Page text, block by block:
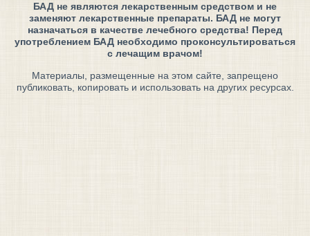
БАД не являются лекарственным средством и не
заменяют лекарственные препараты. БАД не могут
назначаться в качестве лечебного средства! Перед
употреблением БАД необходимо проконсультироваться
с лечащим врачом!
Материалы, размещенные на этом сайте, запрещено
публиковать, копировать и использовать на других ресурсах.